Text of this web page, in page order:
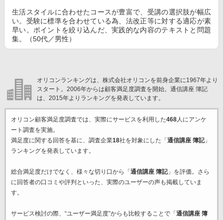
生活スタイルに合わせたコースが豊富で、受講の選択肢が幅広
い。受験に標準を合わせている為、法改正等に対する適応が素
早い。ポイントを絞り込んだ、実践的な内容のテキストと問題
集。（50代／男性）
オリコンランキングは、株式会社オリコンを前身企業に1967年より
スタート。2006年からは顧客満足度調査を開始。通信講座 簿記
は、2015年よりランキングを発表しています。
オリコン顧客満足度調査では、実際にサービスを利用した468人にアンケ
ート調査を実施。
満足度に関する回答を基に、調査企業18社を対象にした「 通信講座 簿記」
ランキングを発表しています。
総合満足度だけでなく、様々な切り口から「 通信講座 簿記」を評価。さら
に回答者の口コミや評判といった、実際のユーザーの声も掲載していま
す。
サービス検討の際、“ユーザー満足度”からも比較することで「 通信講座 簿